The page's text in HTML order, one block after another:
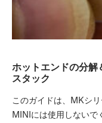
ホットエンドの分解
スタック
このガイドは、MKシ
MINIには使用しない